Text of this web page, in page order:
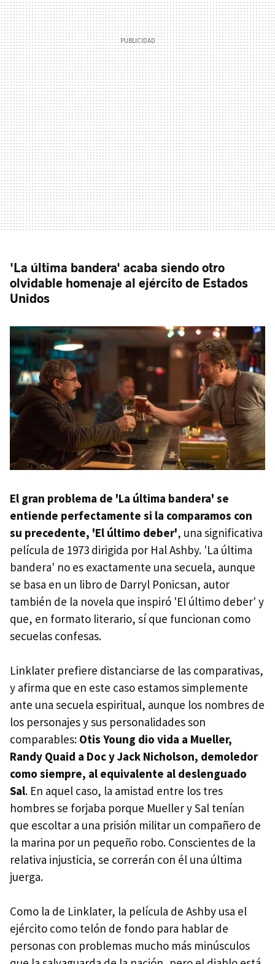
'La última bandera' acaba siendo otro
olvidable homenaje al ejército de Estados
Unidos
El gran problema de 'La última bandera' se
entiende perfectamente si la comparamos con
su precedente, 'El último deber', una significativa
película de 1973 dirigida por Hal Ashby. 'La última
bandera' no es exactamente una secuela, aunque
se basa en un libro de Darryl Ponicsan, autor
también de la novela que inspiró 'El último deber' y
que, en formato literario, sí que funcionan como
secuelas confesas.
Linklater prefiere distanciarse de las comparativas,
y afirma que en este caso estamos simplemente
ante una secuela espiritual, aunque los nombres de
los personajes y sus personalidades son
comparables: Otis Young dio vida a Mueller,
Randy Quaid a Doc y Jack Nicholson, demoledor
como siempre, al equivalente al deslenguado
Sal. En aquel caso, la amistad entre los tres
hombres se forjaba porque Mueller y Sal tenían
que escoltar a una prisión militar un compañero de
la marina por un pequeño robo. Conscientes de la
relativa injusticia, se correrán con él una última
juerga.
Como la de Linklater, la película de Ashby usa el
ejército como telón de fondo para hablar de
personas con problemas mucho más minúsculos